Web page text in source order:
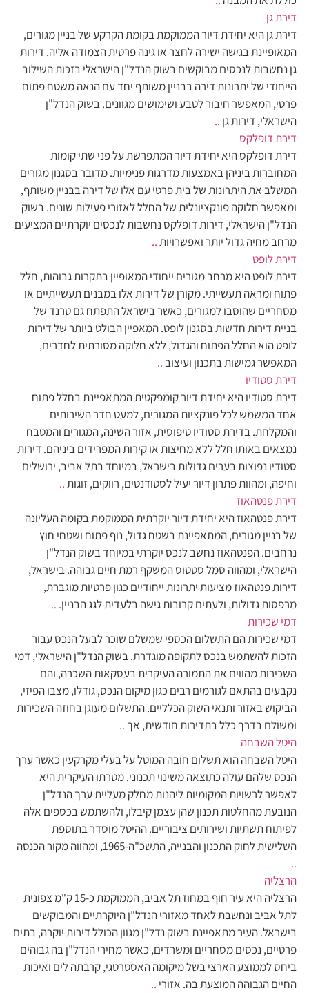
דירת גן
דירת גן היא יחידת דיור הממוקמת בקומת הקרקע של בניין מגורים,
המאופיינת בגישה ישירה לחצר או גינה פרטית הצמודה אליה. דירות
גן נחשבות לנכסים מבוקשים בשוק הנדל"ן הישראלי בזכות השילוב
הייחודי של יתרונות דירה בבניין משותף יחד עם הנאה משטח פתוח
פרטי, המאפשר חיבור לטבע ושימושים מגוונים. בשוק הנדל"ן
הישראלי, דירות גן ..
דירת דופלקס
דירת דופלקס היא יחידת דיור המתפרשת על פני שתי קומות
המחוברות ביניהן באמצעות מדרגות פנימיות. מדובר בסגנון מגורים
המשלב את היתרונות של בית פרטי עם אלו של דירה בבניין משותף,
ומאפשר חלוקה פונקציונלית של החלל לאזורי פעילות שונים. בשוק
הנדל"ן הישראלי, דירות דופלקס נחשבות לנכסים יוקרתיים המציעים
מרחב מחיה גדול יותר ואפשרויות..
דירת לופט
דירת לופט היא מרחב מגורים ייחודי המאופיין בתקרות גבוהות, חלל
פתוח ומראה תעשייתי. מקורן של דירות אלו במבנים תעשייתיים או
מסחריים שהוסבו למגורים, כאשר בישראל התפתח גם טרנד של
בניית דירות חדשות בסגנון לופט. המאפיין הבולט ביותר של דירות
לופט הוא החלל הפתוח והגדול, ללא חלוקה מסורתית לחדרים,
המאפשר גמישות בתכנון ועיצוב..
דירת סטודיו
דירת סטודיו היא יחידת דיור קומפקטית המתאפיינת בחלל פתוח
אחד המשמש לכל פונקציות המגורים, למעט חדר השירותים
והמקלחת. בדירת סטודיו טיפוסית, אזור השינה, המגורים והמטבח
נמצאים באותו חלל ללא מחיצות או קירות המפרידים ביניהם. דירות
סטודיו נפוצות בערים גדולות בישראל, במיוחד בתל אביב, ירושלים
וחיפה, ומהוות פתרון דיור יעיל לסטודנטים, רווקים, זוגות..
דירת פנטהאוז
דירת פנטהאוז היא יחידת דיור יוקרתית הממוקמת בקומה העליונה
של בניין מגורים, המתאפיינת בשטח גדול, נוף פתוח ושטחי חוץ
נרחבים. הפנטהאוז נחשב לנכס יוקרתי במיוחד בשוק הנדל"ן
הישראלי, ומהווה סמל סטטוס המשקף רמת חיים גבוהה. בישראל,
דירות פנטהאוז מציעות יתרונות ייחודיים כגון פרטיות מוגברת,
מרפסות גדולות, ולעתים קרובות גישה בלעדית לגג הבניין. ..
דמי שכירות
דמי שכירות הם התשלום הכספי שמשלם שוכר לבעל הנכס עבור
הזכות להשתמש בנכס לתקופה מוגדרת. בשוק הנדל"ן הישראלי, דמי
השכירות מהווים את התמורה העיקרית בעסקאות השכרה, והם
נקבעים בהתאם לגורמים רבים כגון מיקום הנכס, גודלו, מצבו הפיזי,
הביקוש באזור ותנאי השוק הכלליים. התשלום מעוגן בחוזה השכירות
ומשולם בדרך כלל בתדירות חודשית, אך ..
היטל השבחה
היטל השבחה הוא תשלום חובה המוטל על בעלי מקרקעין כאשר ערך
הנכס שלהם עולה כתוצאה משינוי תכנוני. מטרתו העיקרית היא
לאפשר לרשויות המקומיות ליהנות מחלק מעליית ערך הנדל"ן
הנובעת מהחלטות תכנון שהן עצמן קיבלו, ולהשתמש בכספים אלה
לפיתוח תשתיות ושירותים ציבוריים. ההיטל מוסדר בתוספת
השלישית לחוק התכנון והבנייה, התשכ"ה-1965, ומהווה מקור הכנסה
..
הרצליה
הרצליה היא עיר חוף במחוז תל אביב, הממוקמת כ-15 ק"מ צפונית
לתל אביב ונחשבת לאחד מאזורי הנדל"ן היוקרתיים והמבוקשים
בישראל. העיר מתאפיינת בשוק נדל"ן מגוון הכולל דירות יוקרה, בתים
פרטיים, נכסים מסחריים ומשרדים, כאשר מחירי הנדל"ן בה גבוהים
ביחס לממוצע הארצי בשל מיקומה האסטרטגי, קרבתה לים ואיכות
החיים הגבוהה המוצעת בה. אזורי ..